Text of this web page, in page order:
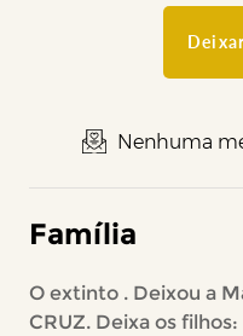
Nenhuma
Família
O extinto . Deixou a
CRUZ. Deixa os